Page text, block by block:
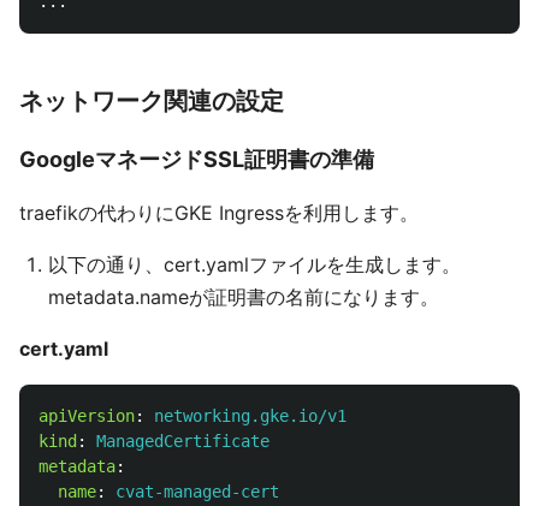
ネットワーク関連の設定
GoogleマネージドSSL証明書の準備
traefikの代わりにGKE Ingressを利用します。
以下の通り、cert.yamlファイルを生成します。
metadata.nameが証明書の名前になります。
cert.yaml
apiVersion:
networking.gke.io/v1
kind :
ManagedCertificate
metadata:
name:
cvat-managed-cert